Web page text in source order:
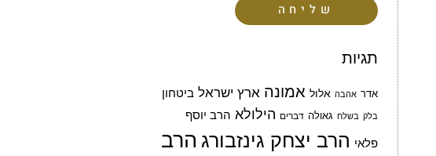
שליחה
תגיות
אדר אהבה אלול אמונה ארץ ישראל ביטחון
בלק בשלח גאולה דברים הילולא הרב יוסף
פלאי הרב יצחק גינזבורג הרב